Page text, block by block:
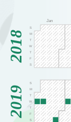
Jan
2018
S
M
T
W
T
F
S
2019
S
M
T
W
T
F
S